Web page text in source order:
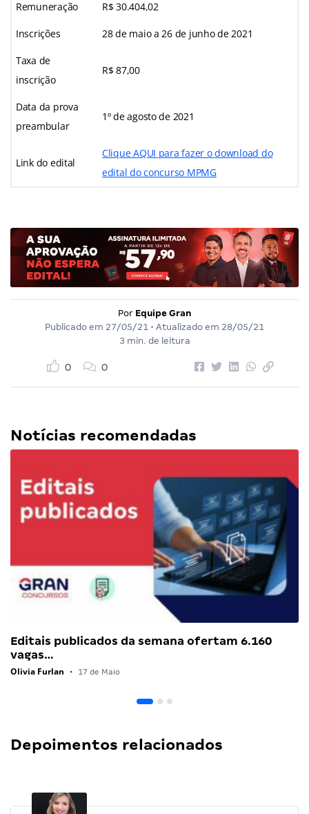
Remuneração R$ 30.404,02
Inscrições 28 de maio a 26 de junho de 2021
Taxa de
inscrição
R$ 87,00
Data da prova
preambular
1º de agosto de 2021
Link do edital
Clique AQUI para fazer o download do
edital do concurso MPMG
Por Equipe Gran
Publicado em 27/05/21 • Atualizado em 28/05/21
3 min. de leitura
0 0
Notícias recomendadas
Editais publicados da semana ofertam 6.160
vagas…
Olivia Furlan • 17 de Maio
Depoimentos relacionados